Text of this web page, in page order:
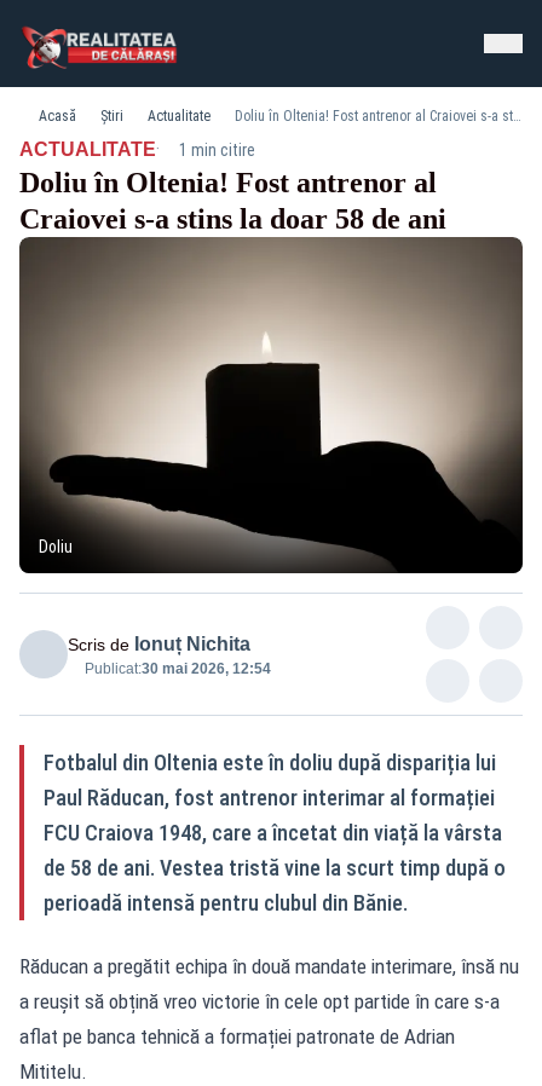
Acasă Știri Actualitate Doliu în Oltenia! Fost antrenor al Craiovei s-a stins la doar 58 de ani
ACTUALITATE· 1 min citire
Doliu în Oltenia! Fost antrenor al
Craiovei s-a stins la doar 58 de ani
Doliu
Scris de Ionuț Nichita
Publicat:30 mai 2026, 12:54
Fotbalul din Oltenia este în doliu după dispariția lui
Paul Răducan, fost antrenor interimar al formației
FCU Craiova 1948, care a încetat din viață la vârsta
de 58 de ani. Vestea tristă vine la scurt timp după o
perioadă intensă pentru clubul din Bănie.
Răducan a pregătit echipa în două mandate interimare, însă nu
a reușit să obțină vreo victorie în cele opt partide în care s-a
aflat pe banca tehnică a formației patronate de Adrian
Mititelu.